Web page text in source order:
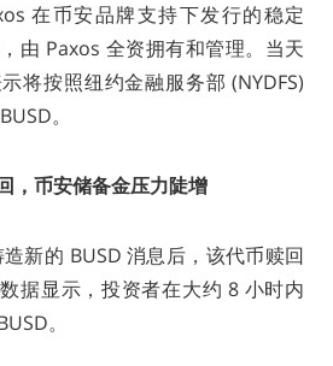
在币安品牌支持下发行的稳定
由 Paxos 全资拥有和管理。当天
将按照纽约金融服务部 (NYDFS)
。
，币安储备金压力陡增
新的 BUSD 消息后，该代币赎回
据显示，投资者在大约 8 小时内
。